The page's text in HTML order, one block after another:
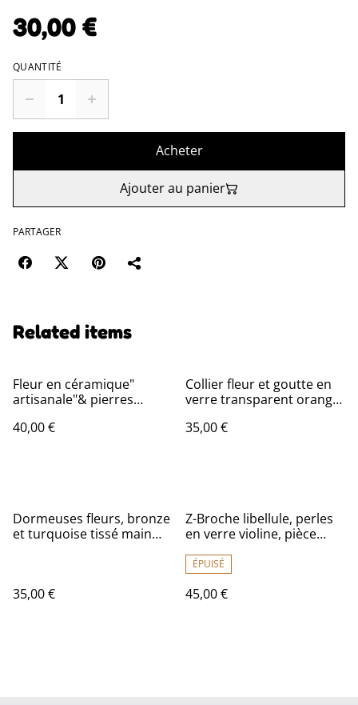
30,00 €
QUANTITÉ
Acheter
Ajouter au panier
PARTAGER
Related items
Fleur en céramique"
artisanale"& pierres
monté sur fil de lin
40,00 €
Collier fleur et goutte en
verre transparent orange
lin réglable avec chaîne
35,00 €
Dormeuses fleurs, bronze
et turquoise tissé main
35,00 €
Z-Broche libellule, perles
en verre violine, pièce
ÉPUISÉ
45,00 €